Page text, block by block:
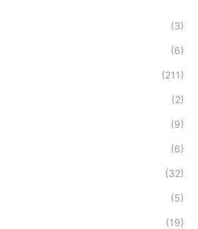
(3)
(6)
(211)
(2)
(9)
(6)
(32)
(5)
(19)